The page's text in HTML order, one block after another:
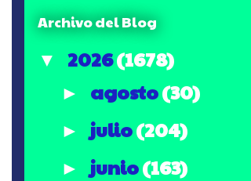
Archivo del Blog
▼ 2026(1678)
► agosto(30)
► julio(204)
► junio(163)